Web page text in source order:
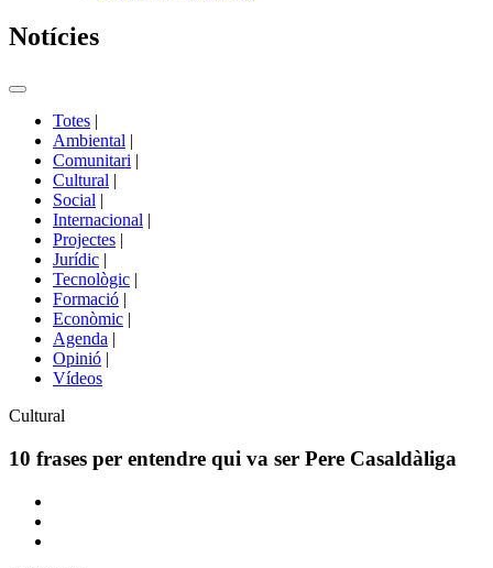
Notícies
Commutador
portals
Totes |
Ambiental |
Comunitari |
Cultural |
Social |
Internacional |
Projectes |
Jurídic |
Tecnològic |
Formació |
Econòmic |
Agenda |
Opinió |
Vídeos
Àmbit
la
Cultural
10 frases per entendre qui va ser Pere Casaldàliga
Comparteix